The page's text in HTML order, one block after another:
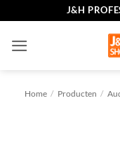
inhoud
J&H
Home / Producten /